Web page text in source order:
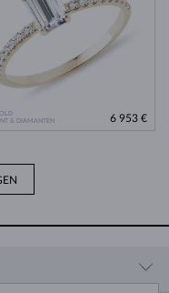
& DIAMANTEN
6 953 €